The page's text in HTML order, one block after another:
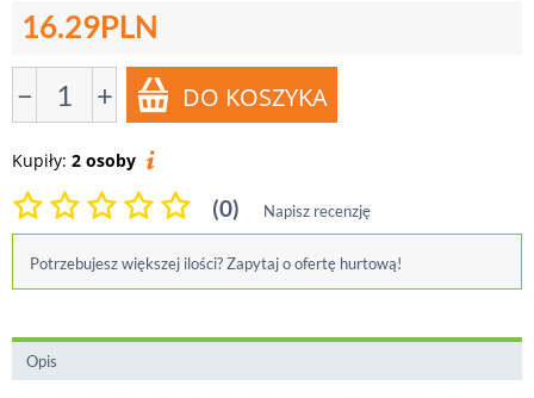
16.29PLN
− +
Kupiły: 2 osoby
(0) Napisz recenzję
Potrzebujesz większej ilości? Zapytaj o ofertę hurtową!
Opis